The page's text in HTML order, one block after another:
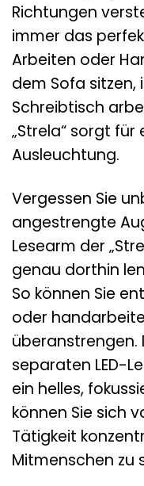
Richtungen
immer das
Arbeiten oder
dem Sofa
Schreibtisch
„Strela“ sorgt
Ausleuchtung.
Vergessen Sie
angestrengte
Lesearm der
genau dorthin
So können Sie
oder
überanstrengen.
separaten LED-
ein helles,
können Sie sich
Tätigkeit
Mitmenschen zu